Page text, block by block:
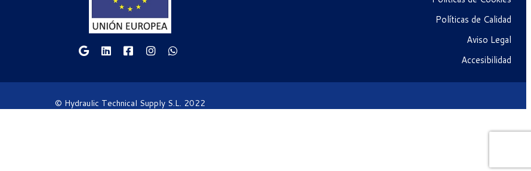
Políticas de Calidad
Aviso Legal
Accesibilidad
© Hydraulic Technical Supply S.L. 2022